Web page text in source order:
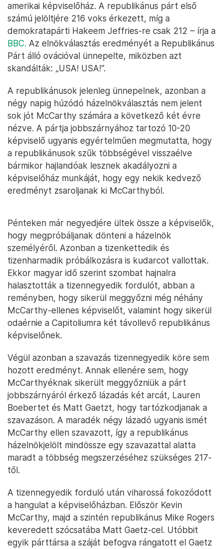
amerikai képviselőház. A republikánus párt első
számú jelöltjére 216 voks érkezett, míg a
demokratapárti Hakeem Jeffries-re csak 212 – írja a
BBC. Az elnökválasztás eredményét a Republikánus
Párt álló ovációval ünnepelte, miközben azt
skandálták: „USA! USA!”.
A republikánusok jelenleg ünnepelnek, azonban a
négy napig húzódó házelnökválasztás nem jelent
sok jót McCarthy számára a következő két évre
nézve. A pártja jobbszárnyához tartozó 10-20
képviselő ugyanis egyértelműen megmutatta, hogy
a republikánusok szűk többségével visszaélve
bármikor hajlandóak lesznek akadályozni a
képviselőház munkáját, hogy egy nekik kedvező
eredményt zsaroljanak ki McCarthyból.
Pénteken már negyedjére ültek össze a képviselők,
hogy megpróbáljanak dönteni a házelnök
személyéről. Azonban a tizenkettedik és
tizenharmadik próbálkozásra is kudarcot vallottak.
Ekkor magyar idő szerint szombat hajnalra
halasztották a tizennegyedik fordulót, abban a
reményben, hogy sikerül meggyőzni még néhány
McCarthy-ellenes képviselőt, valamint hogy sikerül
odaérnie a Capitoliumra két távollevő republikánus
képviselőnek.
Végül azonban a szavazás tizennegyedik köre sem
hozott eredményt. Annak ellenére sem, hogy
McCarthyéknak sikerült meggyőzniük a párt
jobbszárnyáról érkező lázadás két arcát, Lauren
Boebertet és Matt Gaetzt, hogy tartózkodjanak a
szavazáson. A maradék négy lázadó ugyanis ismét
McCarthy ellen szavazott, így a republikánus
házelnökjelölt mindössze egy szavazattal alatta
maradt a többség megszerzéséhez szükséges 217-
től.
A tizennegyedik forduló után viharossá fokozódott
a hangulat a képviselőházban. Először Kevin
McCarthy, majd a szintén republikánus Mike Rogers
keveredett szócsatába Matt Gaetz-cel. Utóbbit
egyik párttársa a száját befogva rángatott el Gaetz